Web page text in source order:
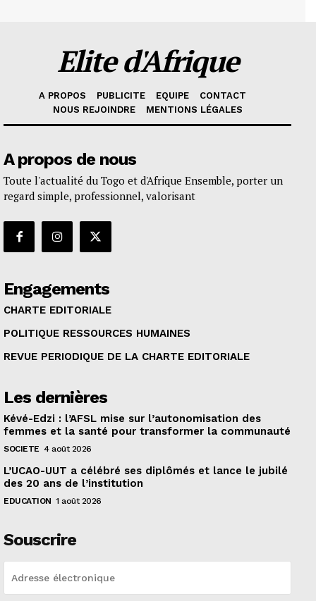
Elite d'Afrique
A PROPOS PUBLICITE EQUIPE
CONTACT
NOUS REJOINDRE
MENTIONS LÉGALES
A propos de nous
Toute l'actualité du Togo et d'Afrique Ensemble, porter un
regard simple, professionnel, valorisant
Engagements
CHARTE EDITORIALE
POLITIQUE RESSOURCES HUMAINES
REVUE PERIODIQUE DE LA CHARTE EDITORIALE
Les dernières
Kévé-Edzi : l’AFSL mise sur l’autonomisation des
femmes et la santé pour transformer la communauté
SOCIETE 4 août 2026
L’UCAO-UUT a célébré ses diplômés et lance le jubilé
des 20 ans de l’institution
EDUCATION 1 août 2026
Souscrire